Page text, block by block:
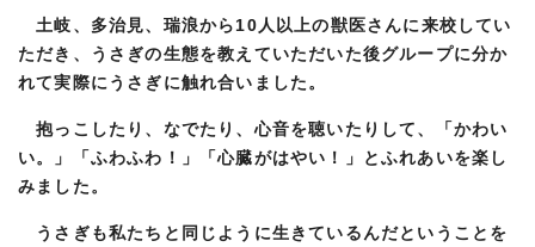
土岐、多治見、瑞浪から10人以上の獣医さんに来校してい
ただき、うさぎの生態を教えていただいた後グループに分か
れて実際にうさぎに触れ合いました。
抱っこしたり、なでたり、心音を聴いたりして、「かわい
い。」「ふわふわ！」「心臓がはやい！」とふれあいを楽し
みました。
うさぎも私たちと同じように生きているんだということを